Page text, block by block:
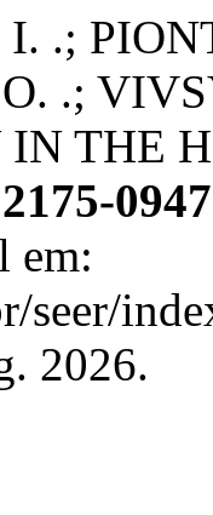
.;
.;
IN THE
em:
seer/
2026.